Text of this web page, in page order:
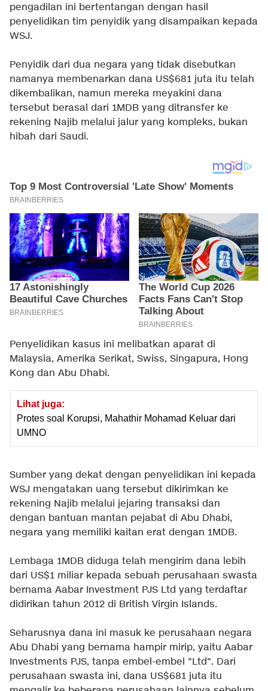
pengadilan ini bertentangan dengan hasil
penyelidikan tim penyidik yang disampaikan kepada
WSJ.
Penyidik dari dua negara yang tidak disebutkan
namanya membenarkan dana US$681 juta itu telah
dikembalikan, namun mereka meyakini dana
tersebut berasal dari 1MDB yang ditransfer ke
rekening Najib melalui jalur yang kompleks, bukan
hibah dari Saudi.
Penyelidikan kasus ini melibatkan aparat di
Malaysia, Amerika Serikat, Swiss, Singapura, Hong
Kong dan Abu Dhabi.
Lihat juga:
Protes soal Korupsi, Mahathir Mohamad Keluar dari
UMNO
Sumber yang dekat dengan penyelidikan ini kepada
WSJ mengatakan uang tersebut dikirimkan ke
rekening Najib melalui jejaring transaksi dan
dengan bantuan mantan pejabat di Abu Dhabi,
negara yang memiliki kaitan erat dengan 1MDB.
Lembaga 1MDB diduga telah mengirim dana lebih
dari US$1 miliar kepada sebuah perusahaan swasta
bernama Aabar Investment PJS Ltd yang terdaftar
didirikan tahun 2012 di British Virgin Islands.
Seharusnya dana ini masuk ke perusahaan negara
Abu Dhabi yang bernama hampir mirip, yaitu Aabar
Investments PJS, tanpa embel-embel "Ltd". Dari
perusahaan swasta ini, dana US$681 juta itu